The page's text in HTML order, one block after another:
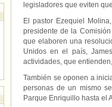
legisladores que eviten
El pastor Ezequiel
presidente de la
que elaboren una
Unidos en el país,
actividades, que
También se oponen a
personas de un mismo
Parque Enriquillo hasta el